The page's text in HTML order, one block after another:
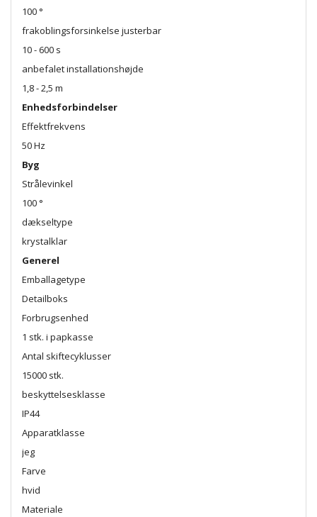
100 °
frakoblingsforsinkelse justerbar
10 - 600 s
anbefalet installationshøjde
1,8 - 2,5 m
Enhedsforbindelser
Effektfrekvens
50 Hz
Byg
Strålevinkel
100 °
dækseltype
krystalklar
Generel
Emballagetype
Detailboks
Forbrugsenhed
1 stk. i papkasse
Antal skiftecyklusser
15000 stk.
beskyttelsesklasse
IP44
Apparatklasse
jeg
Farve
hvid
Materiale